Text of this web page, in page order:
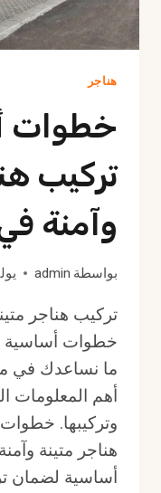
هناجر
خطوات
تركيب
وآمنة
بواسطة admin يوليو
تركيب هناجر
خطوات أساسية
ما نساعدك في
أهم المعلومات
وتركيبها.
هناجر متينة